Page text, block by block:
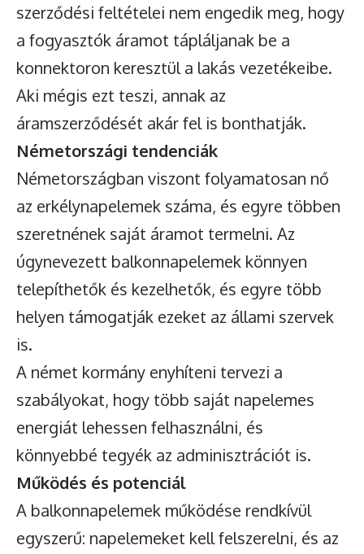
szerződési feltételei nem engedik meg, hogy
a fogyasztók áramot tápláljanak be a
konnektoron keresztül a lakás vezetékeibe.
Aki mégis ezt teszi, annak az
áramszerződését akár fel is bonthatják.
Németországi tendenciák
Németországban viszont folyamatosan nő
az erkélynapelemek száma, és egyre többen
szeretnének saját áramot termelni. Az
úgynevezett balkonnapelemek könnyen
telepíthetők és kezelhetők, és egyre több
helyen támogatják ezeket az állami szervek
is.
A német kormány enyhíteni tervezi a
szabályokat, hogy több saját napelemes
energiát lehessen felhasználni, és
könnyebbé tegyék az adminisztrációt is.
Működés és potenciál
A balkonnapelemek működése rendkívül
egyszerű: napelemeket kell felszerelni, és az